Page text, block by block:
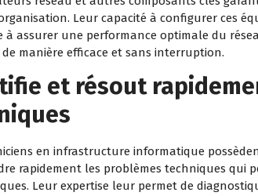
Leur capacité à configurer ces
à assurer une performance optimale du
manière efficace et sans interruption.
et résout
en infrastructure informatique
rapidement les problèmes techniques qui
Leur expertise leur permet de